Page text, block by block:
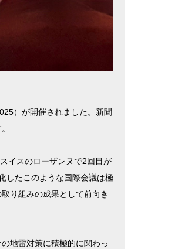
）が開催されました。新聞
イスのローザンヌで2回目が
したこのような国際会議は極
り組みの成果として前向き
地雷対策に積極的に関わっ